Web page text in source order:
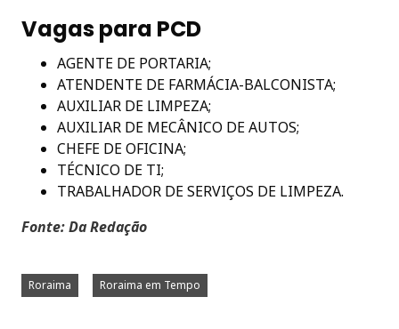
Vagas para PCD
AGENTE DE PORTARIA;
ATENDENTE DE FARMÁCIA-BALCONISTA;
AUXILIAR DE LIMPEZA;
AUXILIAR DE MECÂNICO DE AUTOS;
CHEFE DE OFICINA;
TÉCNICO DE TI;
TRABALHADOR DE SERVIÇOS DE LIMPEZA.
Fonte: Da Redação
Roraima Roraima em Tempo